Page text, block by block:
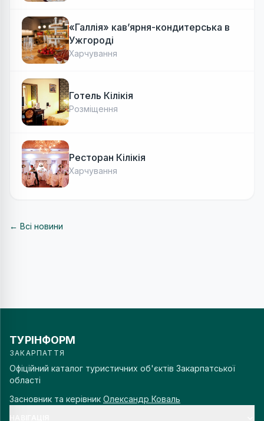
«Галлія» кав’ярня-кондитерська в
Ужгороді
Харчування
Готель Кілікія
Розміщення
Ресторан Кілікія
Харчування
← Всі новини
ТУРІНФОРМ
ЗАКАРПАТТЯ
Офіційний каталог туристичних об'єктів Закарпатської
області
Засновник та керівник Олександр Коваль